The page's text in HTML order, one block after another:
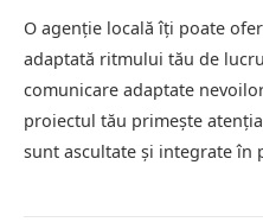
O agenție locală îți poate
adaptată ritmului tău de
comunicare adaptate
proiectul tău primește
sunt ascultate și integrate în